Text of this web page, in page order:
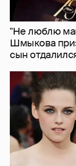
"Вызывает
Кристен